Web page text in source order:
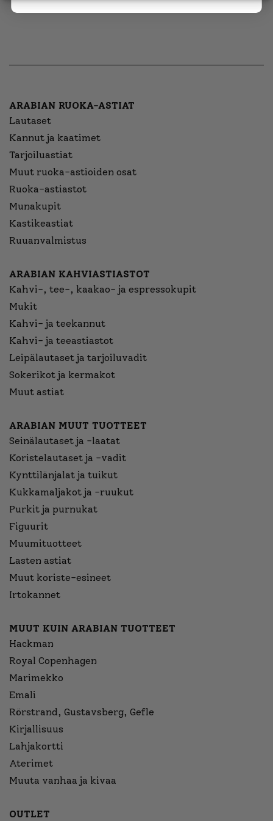
ARABIAN RUOKA-ASTIAT
Lautaset
Kannut ja kaatimet
Tarjoiluastiat
Muut ruoka-astioiden osat
Ruoka-astiastot
Munakupit
Kastikeastiat
Ruuanvalmistus
ARABIAN KAHVIASTIASTOT
Kahvi-, tee-, kaakao- ja espressokupit
Mukit
Kahvi- ja teekannut
Kahvi- ja teeastiastot
Leipälautaset ja tarjoiluvadit
Sokerikot ja kermakot
Muut astiat
ARABIAN MUUT TUOTTEET
Seinälautaset ja -laatat
Koristelautaset ja -vadit
Kynttilänjalat ja tuikut
Kukkamaljakot ja -ruukut
Purkit ja purnukat
Figuurit
Muumituotteet
Lasten astiat
Muut koriste-esineet
Irtokannet
MUUT KUIN ARABIAN TUOTTEET
Hackman
Royal Copenhagen
Marimekko
Emali
Rörstrand, Gustavsberg, Gefle
Kirjallisuus
Lahjakortti
Aterimet
Muuta vanhaa ja kivaa
OUTLET